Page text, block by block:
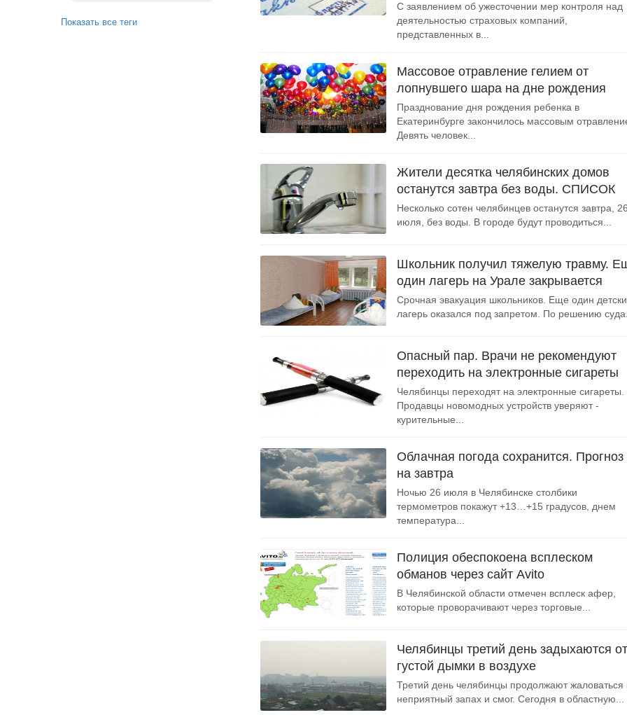
Показать все теги
С заявлением об ужесточении мер контроля над
деятельностью страховых компаний,
представленных в...
Массовое отравление гелием от
лопнувшего шара на дне рождения
Празднование дня рождения ребенка в
Екатеринбурге закончилось массовым
Девять человек...
Жители десятка челябинских домов
останутся завтра без воды. СПИСОК
Несколько сотен челябинцев останутся завтра, 26
июля, без воды. В городе будут проводиться...
Школьник получил тяжелую травму.
один лагерь на Урале закрывается
Срочная эвакуация школьников. Еще один
лагерь оказался под запретом. По решению
Опасный пар. Врачи не рекомендуют
переходить на электронные сигареты
Челябинцы переходят на электронные сигареты.
Продавцы новомодных устройств уверяют -
курительные...
Облачная погода сохранится. Прогноз
на завтра
Ночью 26 июля в Челябинске столбики
термометров покажут +13…+15 градусов, днем
температура...
Полиция обеспокоена всплеском
обманов через сайт Avito
В Челябинской области отмечен всплеск афер,
которые проворачивают через торговые...
Челябинцы третий день задыхаются от
густой дымки в воздухе
Третий день челябинцы продолжают жаловаться
неприятный запах и смог. Сегодня в областную...